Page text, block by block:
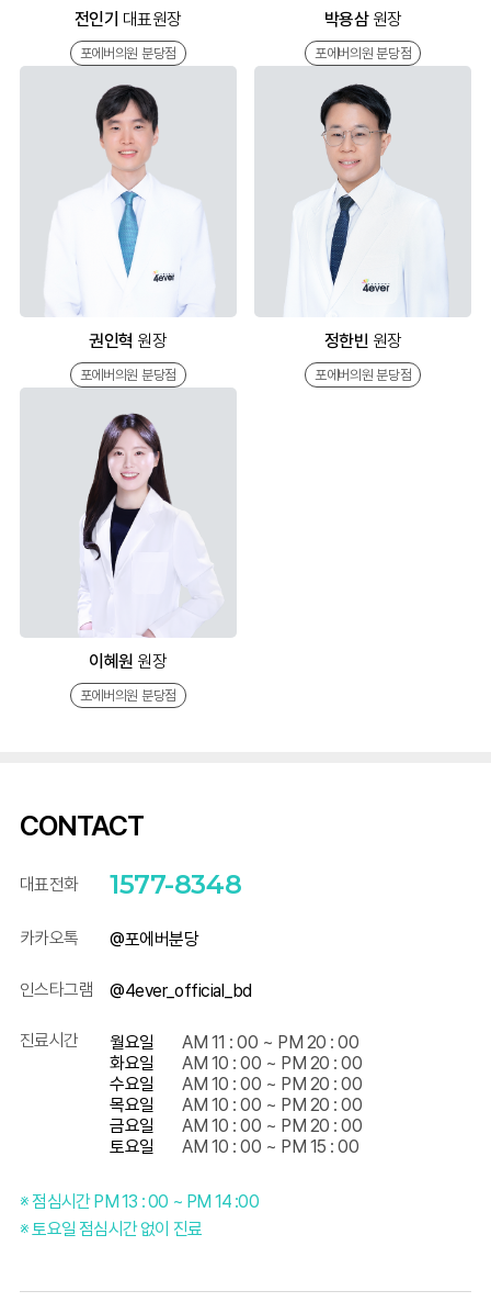
전인기 대표원장
포에버의원 분당점
박용삼 원장
포에버의원 분당점
권인혁 원장
포에버의원 분당점
정한빈 원장
포에버의원 분당점
이혜원 원장
포에버의원 분당점
CONTACT
대표전화 1577-8348
카카오톡 @포에버분당
인스타그램 @4ever_official_bd
진료시간 월요일
AM 11 : 00 ~ PM 20 : 00
화요일
AM 10 : 00 ~ PM 20 : 00
수요일
AM 10 : 00 ~ PM 20 : 00
목요일
AM 10 : 00 ~ PM 20 : 00
금요일
AM 10 : 00 ~ PM 20 : 00
토요일
AM 10 : 00 ~ PM 15 : 00
※ 점심시간 PM 13 : 00 ~ PM 14 :00
※ 토요일 점심시간 없이 진료